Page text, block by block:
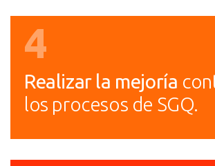
4
Realizar la mejoría
los procesos de SGQ.